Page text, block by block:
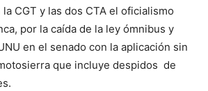
CGT y las dos CTA el oficialismo
por la caída de la ley ómnibus y
en el senado con la aplicación sin
que incluye despidos de